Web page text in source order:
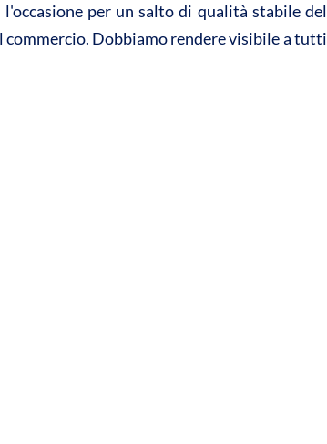
per un salto di qualità stabile del
Dobbiamo rendere visibile a tutti